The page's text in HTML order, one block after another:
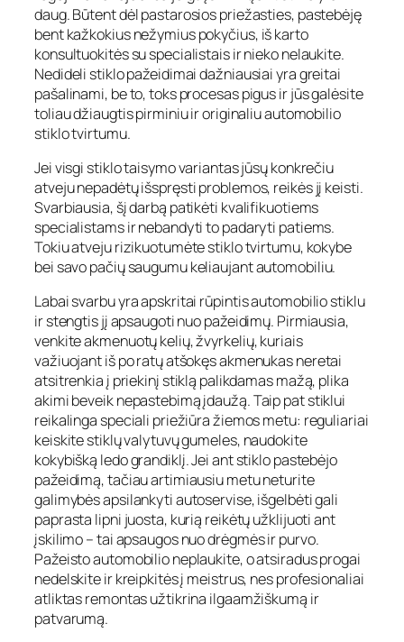
daug. Būtent dėl pastarosios priežasties, pastebėję
bent kažkokius nežymius pokyčius, iš karto
konsultuokitės su specialistais ir nieko nelaukite.
Nedideli stiklo pažeidimai dažniausiai yra greitai
pašalinami, be to, toks procesas pigus ir jūs galėsite
toliau džiaugtis pirminiu ir originaliu automobilio
stiklo tvirtumu.
Jei visgi stiklo taisymo variantas jūsų konkrečiu
atveju nepadėtų išspręsti problemos, reikės jį keisti.
Svarbiausia, šį darbą patikėti kvalifikuotiems
specialistams ir nebandyti to padaryti patiems.
Tokiu atveju rizikuotumėte stiklo tvirtumu, kokybe
bei savo pačių saugumu keliaujant automobiliu.
Labai svarbu yra apskritai rūpintis automobilio stiklu
ir stengtis jį apsaugoti nuo pažeidimų. Pirmiausia,
venkite akmenuotų kelių, žvyrkelių, kuriais
važiuojant iš po ratų atšokęs akmenukas neretai
atsitrenkia į priekinį stiklą palikdamas mažą, plika
akimi beveik nepastebimą įdaužą. Taip pat stiklui
reikalinga speciali priežiūra žiemos metu: reguliariai
keiskite stiklų valytuvų gumeles, naudokite
kokybišką ledo grandiklį. Jei ant stiklo pastebėjo
pažeidimą, tačiau artimiausiu metu neturite
galimybės apsilankyti autoservise, išgelbėti gali
paprasta lipni juosta, kurią reikėtų užklijuoti ant
įskilimo – tai apsaugos nuo drėgmės ir purvo.
Pažeisto automobilio neplaukite, o atsiradus progai
nedelskite ir kreipkitės į meistrus, nes profesionaliai
atliktas remontas užtikrina ilgaamžiškumą ir
patvarumą.